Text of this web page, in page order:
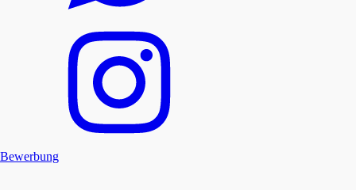
Bewerbung